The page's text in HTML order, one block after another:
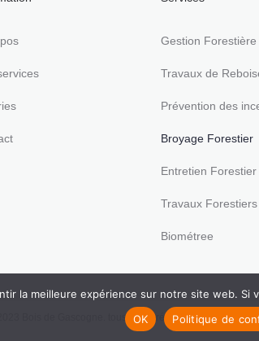
Gestion Forestière
Travaux de
Prévention des
Broyage Forestier
Entretien Forestier
Travaux
Biométree
Bois de Gascogne. tous droits réservés. | Réalisation
la meilleure expérience sur notre site web.
OK
Politique de